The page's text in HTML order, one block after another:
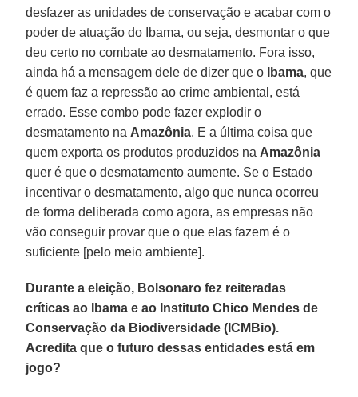
desfazer as unidades de conservação e acabar com o
poder de atuação do Ibama, ou seja, desmontar o que
deu certo no combate ao desmatamento. Fora isso,
ainda há a mensagem dele de dizer que o
Ibama, que
é quem faz a repressão ao crime ambiental, está
errado. Esse combo pode fazer explodir o
desmatamento na Amazônia. E a última coisa que
quem exporta os produtos produzidos na Amazônia
quer é que o desmatamento aumente. Se o Estado
incentivar o desmatamento, algo que nunca ocorreu
de forma deliberada como agora, as empresas não
vão conseguir provar que o que elas fazem é o
suficiente [pelo meio ambiente].
Durante a eleição, Bolsonaro fez reiteradas
críticas ao Ibama e ao Instituto Chico Mendes de
Conservação da Biodiversidade (ICMBio).
Acredita que o futuro dessas entidades está em
jogo?